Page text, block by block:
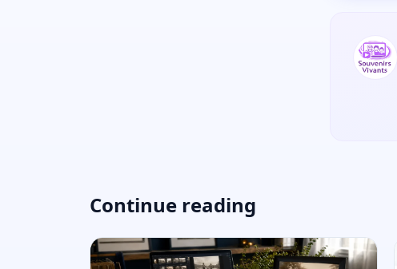
Continue reading